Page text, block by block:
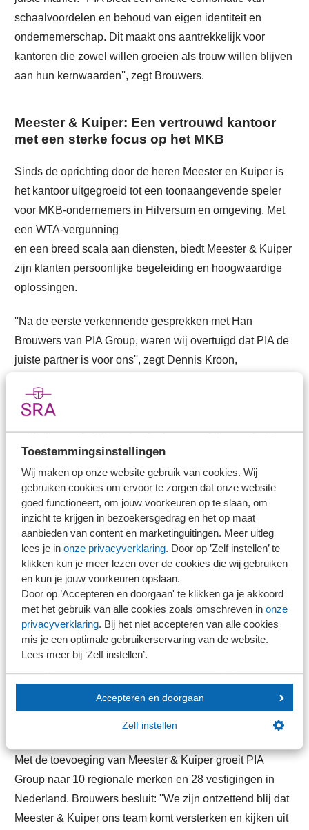
Toestemmingsinstellingen
Wij maken op onze website gebruik van cookies. Wij
gebruiken cookies om ervoor te zorgen dat onze website
goed functioneert, om jouw voorkeuren op te slaan, om
inzicht te krijgen in bezoekersgedrag en het op maat
aanbieden van content en marketinguitingen. Meer uitleg
lees je in onze privacyverklaring. Door op ’Zelf instellen’ te
klikken kun je meer lezen over de cookies die wij gebruiken
en kun je jouw voorkeuren opslaan.
Door op ’Accepteren en doorgaan' te klikken ga je akkoord
met het gebruik van alle cookies zoals omschreven in onze
privacyverklaring. Bij het niet accepteren van alle cookies
mis je een optimale gebruikerservaring van de website.
Lees meer bij ‘Zelf instellen’.
Accepteren en doorgaan
Zelf instellen
schaalvoordelen en behoud van eigen identiteit en
ondernemerschap. Dit maakt ons aantrekkelijk voor
kantoren die zowel willen groeien als trouw willen blijven
aan hun kernwaarden'', zegt Brouwers.
Meester & Kuiper: Een vertrouwd kantoor
met een sterke focus op het MKB
Sinds de oprichting door de heren Meester en Kuiper is
het kantoor uitgegroeid tot een toonaangevende speler
voor MKB-ondernemers in Hilversum en omgeving. Met
een WTA-vergunning
en een breed scala aan diensten, biedt Meester & Kuiper
zijn klanten persoonlijke begeleiding en hoogwaardige
oplossingen.
''Na de eerste verkennende gesprekken met Han
Brouwers van PIA Group, waren wij overtuigd dat PIA de
juiste partner is voor ons'', zegt Dennis Kroon,
Kuiper. ''Met PIA behouden wij onze vertrouwde naam en
werkwijze, terwijl we worden ondersteund op belangrijke
gebieden zoals HR, technologie en marktinnovatie. Als
bestuur blijven we ondernemen onder de vlag van PIA
Group, met de zekerheid dat onze klanten profiteren van
de schaalvoordelen en innovaties die PIA ons biedt.''
PIA Group: Lokale identiteit met nationale
slagkracht
Ewout Brouwers benadrukt de visie van PIA Group: ''Wij
versterken onze partners zonder hun eigenheid aan te
tasten. Meester & Kuiper is een regionaal bedrijf met een
sterke lokale identiteit en past perfect binnen onze groep
gebied van HR, Data, Finance, Operations, Sales &
Marketing en Advisory stelt hen in staat zich volledig te
richten op hun klanten.''
Met de toevoeging van Meester & Kuiper groeit PIA
Group naar 10 regionale merken en 28 vestigingen in
Nederland. Brouwers besluit: ''We zijn ontzettend blij dat
Meester & Kuiper ons team komt versterken en kijken uit